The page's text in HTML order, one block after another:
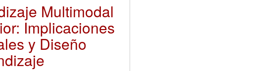
Multimodal
Implicaciones
y Diseño